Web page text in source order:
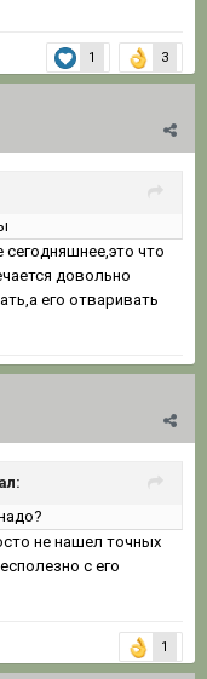
1 3
сегодняшнее,это что
довольно
его отваривать
не нашел точных
с его
1